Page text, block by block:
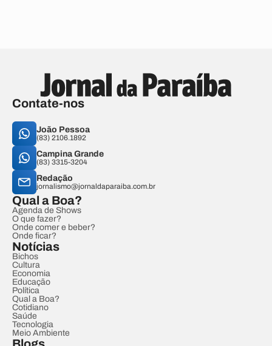
Contate-nos
João Pessoa
(83) 2106.1892
Campina Grande
(83) 3315-3204
Redação
jornalismo@jornaldaparaiba.com.br
Qual a Boa?
Agenda de Shows
O que fazer?
Onde comer e beber?
Onde ficar?
Notícias
Bichos
Cultura
Economia
Educação
Política
Qual a Boa?
Cotidiano
Saúde
Tecnologia
Meio Ambiente